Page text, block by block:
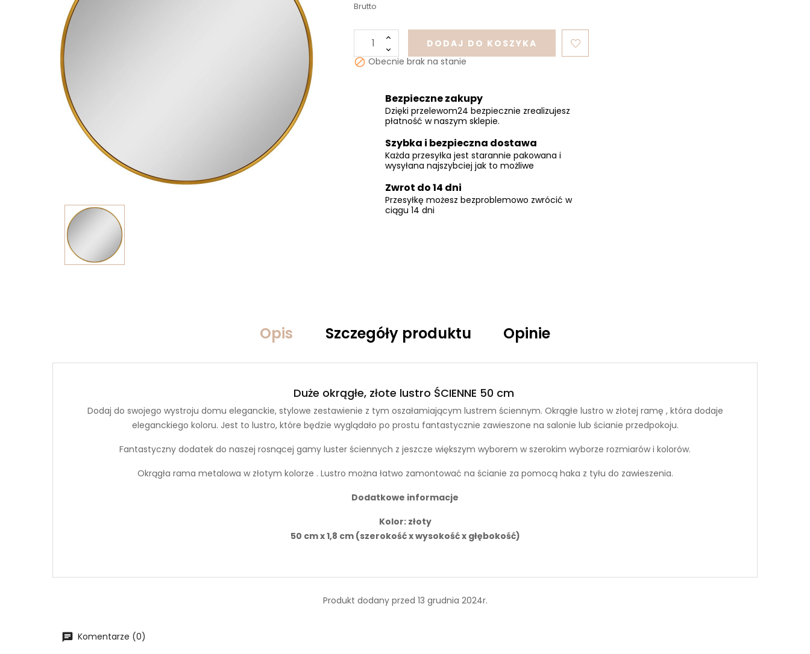
Brutto
DODAJ DO KOSZYKA
 Obecnie brak na stanie
Bezpieczne zakupy
Dzięki przelewom24 bezpiecznie zrealizujesz
płatność w naszym sklepie.
Szybka i bezpieczna dostawa
Każda przesyłka jest starannie pakowana i
wysyłana najszybciej jak to możliwe
Zwrot do 14 dni
Przesyłkę możesz bezproblemowo zwrócić w
ciągu 14 dni
Opis Szczegóły produktu Opinie
Duże okrągłe, złote lustro ŚCIENNE 50 cm
Dodaj do swojego wystroju domu eleganckie, stylowe zestawienie z tym oszałamiającym lustrem ściennym. Okrągłe lustro w złotej ramę , która dodaje
eleganckiego koloru. Jest to lustro, które będzie wyglądało po prostu fantastycznie zawieszone na salonie lub ścianie przedpokoju.
Fantastyczny dodatek do naszej rosnącej gamy luster ściennych z jeszcze większym wyborem w szerokim wyborze rozmiarów i kolorów.
Okrągła rama metalowa w złotym kolorze . Lustro można łatwo zamontować na ścianie za pomocą haka z tyłu do zawieszenia.
Dodatkowe informacje
Kolor: złoty
50 cm x 1,8 cm (szerokość x wysokość x głębokość)
Produkt dodany przed 13 grudnia 2024r.
Komentarze (0)